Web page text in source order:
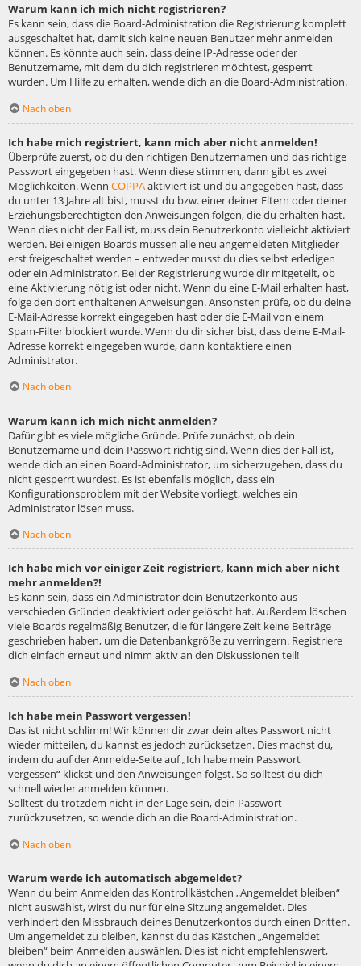
Warum kann ich mich nicht registrieren?
Es kann sein, dass die Board-Administration die Registrierung komplett
ausgeschaltet hat, damit sich keine neuen Benutzer mehr anmelden
können. Es könnte auch sein, dass deine IP-Adresse oder der
Benutzername, mit dem du dich registrieren möchtest, gesperrt
wurden. Um Hilfe zu erhalten, wende dich an die Board-Administration.
Nach oben
Ich habe mich registriert, kann mich aber nicht anmelden!
Überprüfe zuerst, ob du den richtigen Benutzernamen und das richtige
Passwort eingegeben hast. Wenn diese stimmen, dann gibt es zwei
Möglichkeiten. Wenn COPPAaktiviert ist und du angegeben hast, dass
du unter 13 Jahre alt bist, musst du bzw. einer deiner Eltern oder deiner
Erziehungsberechtigten den Anweisungen folgen, die du erhalten hast.
Wenn dies nicht der Fall ist, muss dein Benutzerkonto vielleicht aktiviert
werden. Bei einigen Boards müssen alle neu angemeldeten Mitglieder
erst freigeschaltet werden – entweder musst du dies selbst erledigen
oder ein Administrator. Bei der Registrierung wurde dir mitgeteilt, ob
eine Aktivierung nötig ist oder nicht. Wenn du eine E-Mail erhalten hast,
folge den dort enthaltenen Anweisungen. Ansonsten prüfe, ob du deine
E-Mail-Adresse korrekt eingegeben hast oder die E-Mail von einem
Spam-Filter blockiert wurde. Wenn du dir sicher bist, dass deine E-Mail-
Adresse korrekt eingegeben wurde, dann kontaktiere einen
Administrator.
Nach oben
Warum kann ich mich nicht anmelden?
Dafür gibt es viele mögliche Gründe. Prüfe zunächst, ob dein
Benutzername und dein Passwort richtig sind. Wenn dies der Fall ist,
wende dich an einen Board-Administrator, um sicherzugehen, dass du
nicht gesperrt wurdest. Es ist ebenfalls möglich, dass ein
Konfigurationsproblem mit der Website vorliegt, welches ein
Administrator lösen muss.
Nach oben
Ich habe mich vor einiger Zeit registriert, kann mich aber nicht
mehr anmelden?!
Es kann sein, dass ein Administrator dein Benutzerkonto aus
verschieden Gründen deaktiviert oder gelöscht hat. Außerdem löschen
viele Boards regelmäßig Benutzer, die für längere Zeit keine Beiträge
geschrieben haben, um die Datenbankgröße zu verringern. Registriere
dich einfach erneut und nimm aktiv an den Diskussionen teil!
Nach oben
Ich habe mein Passwort vergessen!
Das ist nicht schlimm! Wir können dir zwar dein altes Passwort nicht
wieder mitteilen, du kannst es jedoch zurücksetzen. Dies machst du,
indem du auf der Anmelde-Seite auf „Ich habe mein Passwort
vergessen“ klickst und den Anweisungen folgst. So solltest du dich
schnell wieder anmelden können.
Solltest du trotzdem nicht in der Lage sein, dein Passwort
zurückzusetzen, so wende dich an die Board-Administration.
Nach oben
Warum werde ich automatisch abgemeldet?
Wenn du beim Anmelden das Kontrollkästchen „Angemeldet bleiben“
nicht auswählst, wirst du nur für eine Sitzung angemeldet. Dies
verhindert den Missbrauch deines Benutzerkontos durch einen Dritten.
Um angemeldet zu bleiben, kannst du das Kästchen „Angemeldet
bleiben“ beim Anmelden auswählen. Dies ist nicht empfehlenswert,